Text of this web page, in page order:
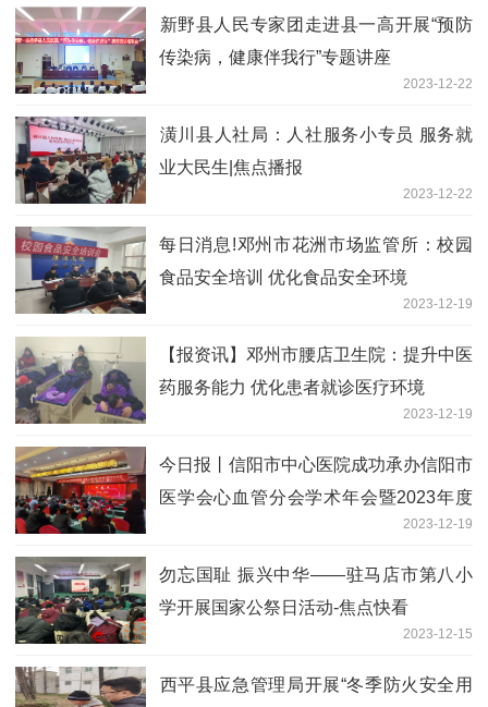
​新野县人民专家团走进县一高开展“预防
传染病，健康伴我行”专题讲座
2023-12-22
​潢川县人社局：人社服务小专员 服务就
业大民生|焦点播报
2023-12-22
每日消息!邓州市花洲市场监管所：校园
食品安全培训 优化食品安全环境
2023-12-19
【报资讯】邓州市腰店卫生院：提升中医
药服务能力 优化患者就诊医疗环境
2023-12-19
今日报丨​信阳市中心医院成功承办信阳市
医学会心血管分会学术年会暨2023年度
2023-12-19
勿忘国耻 振兴中华——驻马店市第八小
学开展国家公祭日活动-焦点快看
2023-12-15
​西平县应急管理局开展“冬季防火安全用